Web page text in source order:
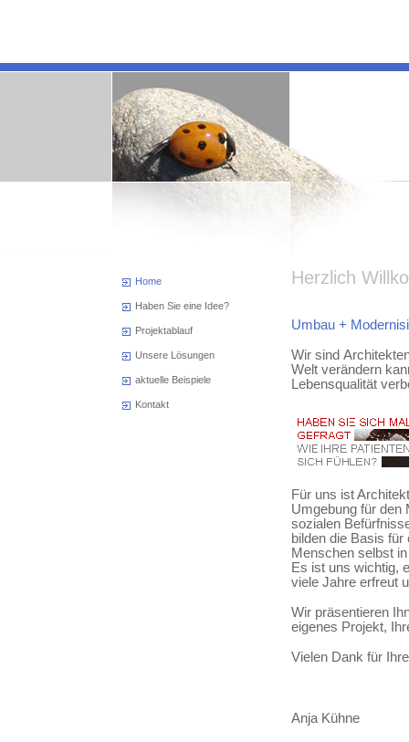
Home
Haben Sie eine Idee?
Projektablauf
Unsere Lösungen
aktuelle Beispiele
Kontakt
Herzlich
Umbau +
Wir sind
Welt verändern
Lebensqualität
Für uns ist
Umgebung für den
sozialen
bilden die Basis
Menschen selbst
Es ist uns wichtig,
viele Jahre erfreut
Wir präsentieren
eigenes Projekt,
Vielen Dank für
Anja Kühne